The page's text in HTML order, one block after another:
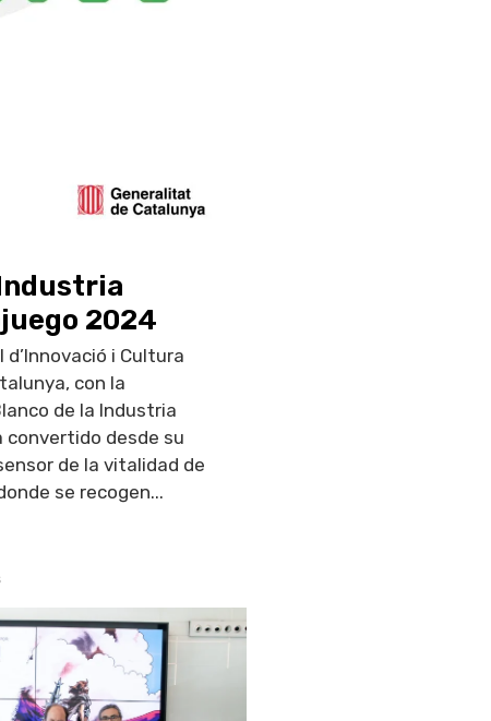
2024
i Cultura
con la
de la Industria
convertido desde su
de la vitalidad de
se recogen...